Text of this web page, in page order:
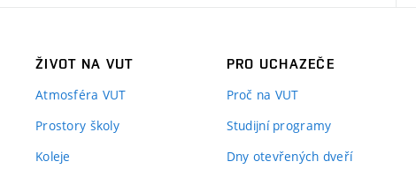
ŽIVOT NA VUT
Atmosféra VUT
Prostory školy
Koleje
PRO UCHAZEČE
Proč na VUT
Studijní programy
Dny otevřených dveří